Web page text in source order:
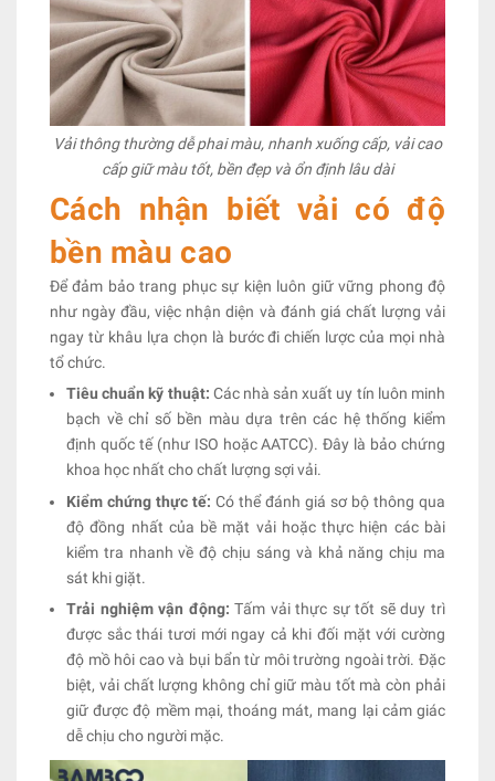
Vải thông thường dễ phai màu, nhanh xuống cấp, vải cao
cấp giữ màu tốt, bền đẹp và ổn định lâu dài
Cách nhận biết vải có độ
bền màu cao
Để đảm bảo trang phục sự kiện luôn giữ vững phong độ
như ngày đầu, việc nhận diện và đánh giá chất lượng vải
ngay từ khâu lựa chọn là bước đi chiến lược của mọi nhà
tổ chức.
Tiêu chuẩn kỹ thuật: Các nhà sản xuất uy tín luôn minh
bạch về chỉ số bền màu dựa trên các hệ thống kiểm
định quốc tế (như ISO hoặc AATCC). Đây là bảo chứng
khoa học nhất cho chất lượng sợi vải.
Kiểm chứng thực tế: Có thể đánh giá sơ bộ thông qua
độ đồng nhất của bề mặt vải hoặc thực hiện các bài
kiểm tra nhanh về độ chịu sáng và khả năng chịu ma
sát khi giặt.
Trải nghiệm vận động:Tấm vải thực sự tốt sẽ duy trì
được sắc thái tươi mới ngay cả khi đối mặt với cường
độ mồ hôi cao và bụi bẩn từ môi trường ngoài trời. Đặc
biệt, vải chất lượng không chỉ giữ màu tốt mà còn phải
giữ được độ mềm mại, thoáng mát, mang lại cảm giác
dễ chịu cho người mặc.